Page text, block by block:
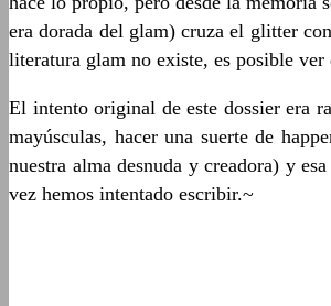
era dorada del glam) cruza el glitter
literatura glam no existe, es posible
El intento original de este dossier era
mayúsculas, hacer una suerte de
nuestra alma desnuda y creadora) y
vez hemos intentado escribir.~